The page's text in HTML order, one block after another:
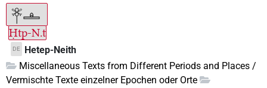
Ḥtp-N.t
DE
Hetep-Neith
Miscellaneous Texts from Different Periods and Places /
Vermischte Texte einzelner Epochen oder Orte